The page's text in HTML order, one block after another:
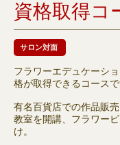
資格取得コ
サロン対面
フラワーエデュケーシ
格が取得できるコースで
有名百貨店での作品販
教室を開講、フラワー
け。